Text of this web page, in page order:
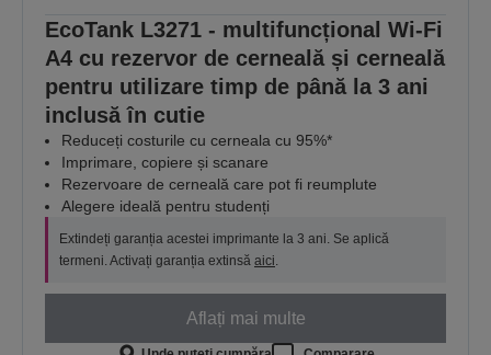
EcoTank L3271 - multifuncțional Wi-Fi
A4 cu rezervor de cerneală și cerneală
pentru utilizare timp de până la 3 ani
inclusă în cutie
Reduceți costurile cu cerneala cu 95%*
Imprimare, copiere și scanare
Rezervoare de cerneală care pot fi reumplute
Alegere ideală pentru studenți
Extindeți garanția acestei imprimante la 3 ani. Se aplică
termeni. Activați garanția extinsă aici.
Aflați mai multe